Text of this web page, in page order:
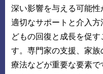
深い影響を与える可能性
適切なサポートと介入方
どもの回復と成長を促す
す。専門家の支援、家族
療法などが重要な要素で